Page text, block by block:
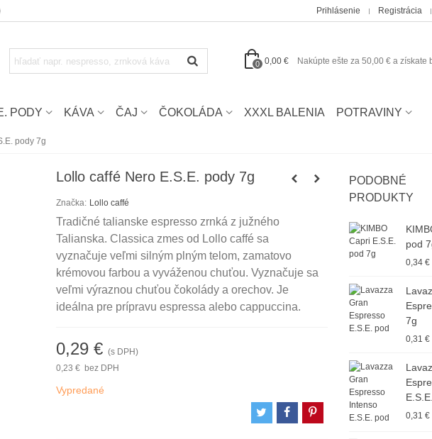
Prihlásenie Registrácia
0 0,00 € Nakúpte ešte za 50,00 € a získate
PODY KÁVA ČAJ ČOKOLÁDA XXXL BALENIA POTRAVINY
pody 7g
Lollo caffé Nero E.S.E. pody 7g
Značka: Lollo caffé
Tradičné talianske espresso zrnká z južného
Talianska. Classica zmes od Lollo caffé sa
vyznačuje veľmi silným plným telom, zamatovo
krémovou farbou a vyváženou chuťou. Vyznačuje sa
veľmi výraznou chuťou čokolády a orechov. Je
ideálna pre prípravu espressa alebo cappuccina.
0,29 € (s DPH)
0,23 €bez DPH
Vypredané
PODOBNÉ
PRODUKTY
pod
0,34 €
7g
0,31 €
0,31 €